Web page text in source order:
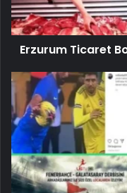
Erzurum Ticaret